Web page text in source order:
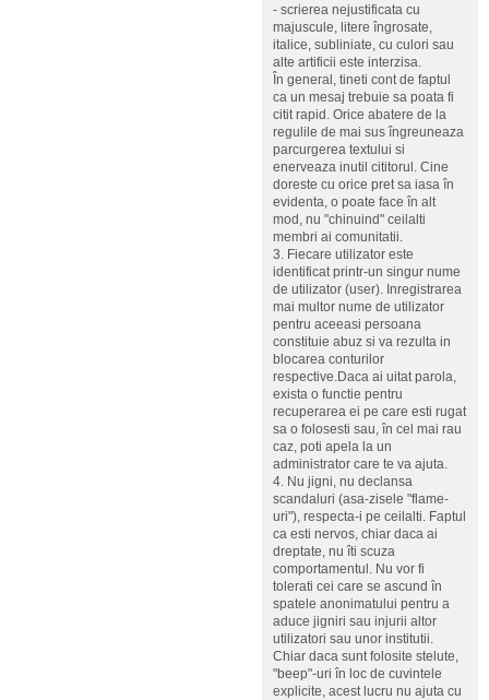
- scrierea nejustificata cu
majuscule, litere îngrosate,
italice, subliniate, cu culori sau
alte artificii este interzisa.
În general, tineti cont de faptul
ca un mesaj trebuie sa poata fi
citit rapid. Orice abatere de la
regulile de mai sus îngreuneaza
parcurgerea textului si
enerveaza inutil cititorul. Cine
doreste cu orice pret sa iasa în
evidenta, o poate face în alt
mod, nu "chinuind" ceilalti
membri ai comunitatii.
3. Fiecare utilizator este
identificat printr-un singur nume
de utilizator (user). Inregistrarea
mai multor nume de utilizator
pentru aceeasi persoana
constituie abuz si va rezulta in
blocarea conturilor
respective.Daca ai uitat parola,
exista o functie pentru
recuperarea ei pe care esti rugat
sa o folosesti sau, în cel mai rau
caz, poti apela la un
administrator care te va ajuta.
4. Nu jigni, nu declansa
scandaluri (asa-zisele "flame-
uri"), respecta-i pe ceilalti. Faptul
ca esti nervos, chiar daca ai
dreptate, nu îti scuza
comportamentul. Nu vor fi
tolerati cei care se ascund în
spatele anonimatului pentru a
aduce jigniri sau injurii altor
utilizatori sau unor institutii.
Chiar daca sunt folosite stelute,
"beep"-uri în loc de cuvintele
explicite, acest lucru nu ajuta cu